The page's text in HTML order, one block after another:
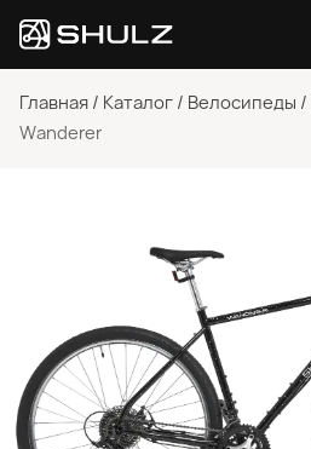
Главная / Каталог / Велосипеды /
Wanderer